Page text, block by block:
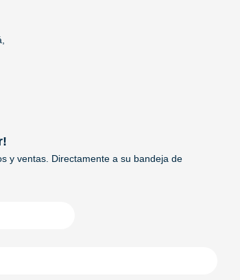
y ventas. Directamente a su bandeja de